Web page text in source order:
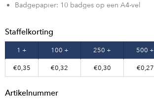
Badgepapier: 10 badges op een A4-vel
Staffelkorting
1 + 100 + 250 + 500 +
€0,35 €0,32 €0,30 €0,27
Artikelnummer